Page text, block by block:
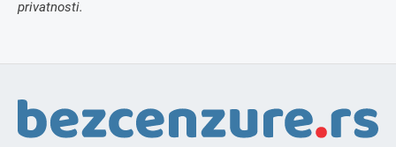
privatnosti.